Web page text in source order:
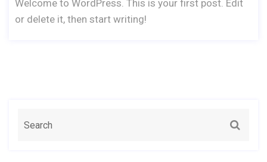
Welcome to WordPress. This is your first post. Edit
or delete it, then start writing!